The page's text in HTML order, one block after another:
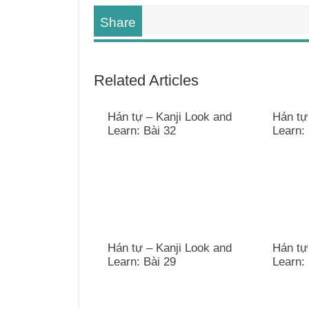
Share
Related Articles
Hán tự – Kanji Look and
Learn: Bài 32
Hán
Learn:
Hán tự – Kanji Look and
Learn: Bài 29
Hán
Learn: